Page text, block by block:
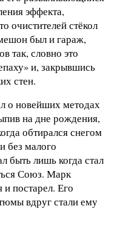
эффекта,
очистителей стёкол
был и гараж,
так, словно это
и, закрывшись
стен.
о новейших методах
на дне рождения,
обтирался снегом
без малого
быть лишь когда стал
Союз. Марк
постарел. Его
вдруг стали ему